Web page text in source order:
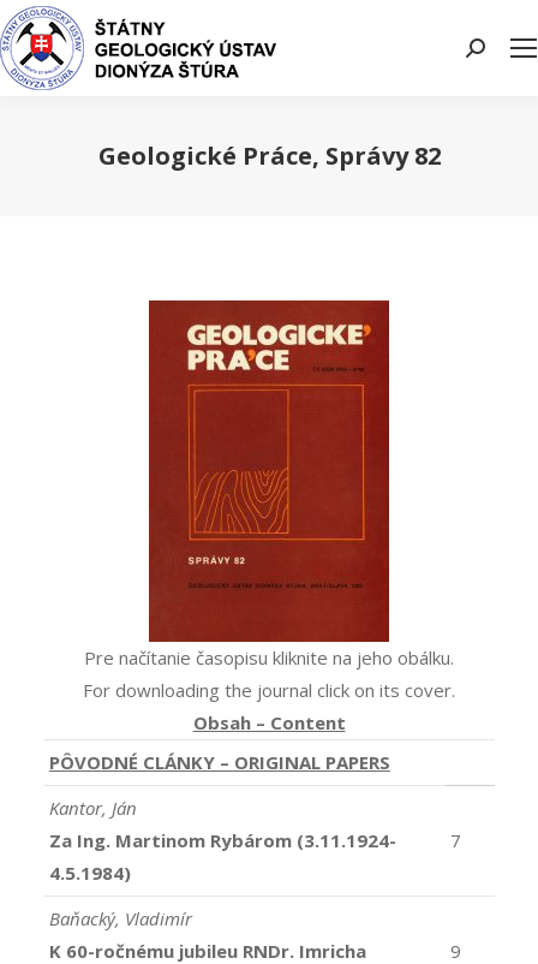
Search:
Geologické Práce, Správy 82
Pre načítanie časopisu kliknite na jeho obálku.
For downloading the journal click on its cover.
Obsah – Content
PÔVODNÉ CLÁNKY – ORIGINAL PAPERS
Kantor, Ján
Za Ing. Martinom Rybárom (3.11.1924-
4.5.1984)
7
Baňacký, Vladimír
K 60-ročnému jubileu RNDr. Imricha
9